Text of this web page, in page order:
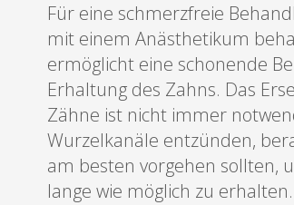
Für eine schmerzfreie
mit einem Anästhetikum
ermöglicht eine schonende
Erhaltung des Zahns. Das
Zähne ist nicht immer
Wurzelkanäle entzünden,
am besten vorgehen sollten,
lange wie möglich zu erhalten.